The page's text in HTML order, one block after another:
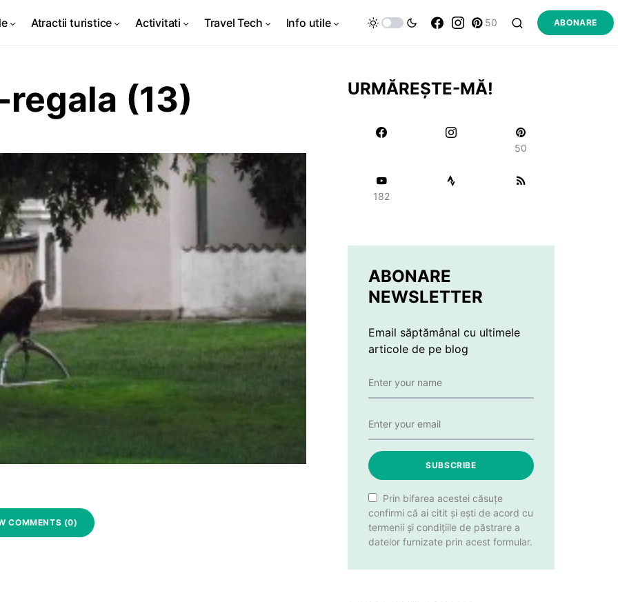
Atractii turistice Activitati Travel Tech Info utile 50 ABONARE
(13)
COMMENTS (0)
URMĂREȘTE-MĂ!
50
182
ABONARE
NEWSLETTER
Email săptămânal cu ultimele
articole de pe blog
SUBSCRIBE
Prin bifarea acestei căsuțe
confirmi că ai citit și ești de acord cu
termenii și condițiile de păstrare a
datelor furnizate prin acest formular.